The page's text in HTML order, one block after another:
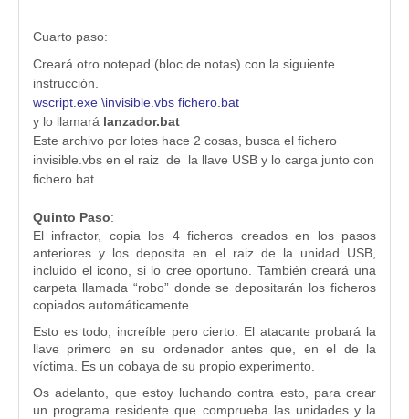
Cuarto paso:
Creará otro notepad (bloc de notas) con la siguiente
instrucción.
wscript.exe \invisible.vbs fichero.bat
y lo llamará lanzador.bat
Este archivo por lotes hace 2 cosas, busca el fichero
invisible.vbs en el raiz de la llave USB y lo carga junto con
fichero.bat
Quinto Paso:
El infractor, copia los 4 ficheros creados en los pasos
anteriores y los deposita en el raiz de la unidad USB,
incluido el icono, si lo cree oportuno. También creará una
carpeta llamada “robo” donde se depositarán los ficheros
copiados automáticamente.
Esto es todo, increíble pero cierto. El atacante probará la
llave primero en su ordenador antes que, en el de la
víctima. Es un cobaya de su propio experimento.
Os adelanto, que estoy luchando contra esto, para crear
un programa residente que comprueba las unidades y la